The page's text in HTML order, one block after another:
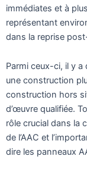
immédiates et à
représentant
dans la reprise
Parmi ceux-ci, il y
une construction
construction hors
d’œuvre qualifiée.
rôle crucial dans la
de l’AAC et
dire les panneaux